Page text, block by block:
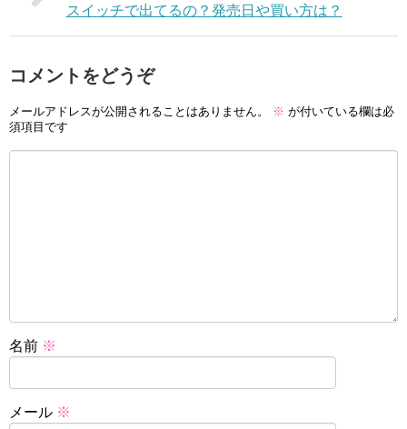
スイッチで出てるの？発売日や買い方は？
コメントをどうぞ
メールアドレスが公開されることはありません。 ※ が付いている欄は必
須項目です
名前 ※
メール ※